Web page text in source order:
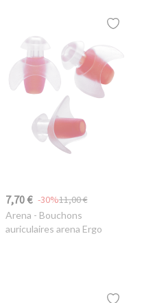
7,70 € 11,00 €
-30%
Arena - Bouchons
auriculaires arena Ergo